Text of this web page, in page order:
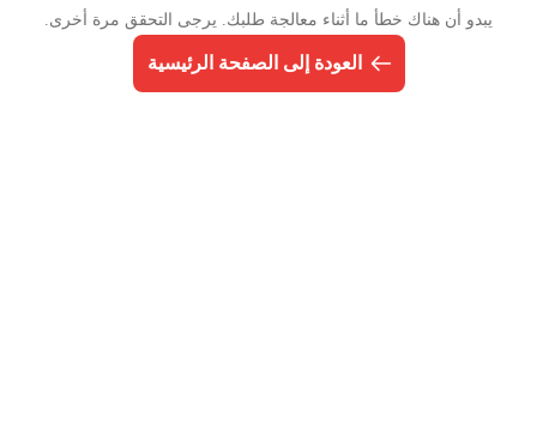
يبدو أن هناك خطأ ما أثناء معالجة طلبك. يرجى التحقق مرة أخرى.
العودة إلى الصفحة الرئيسية